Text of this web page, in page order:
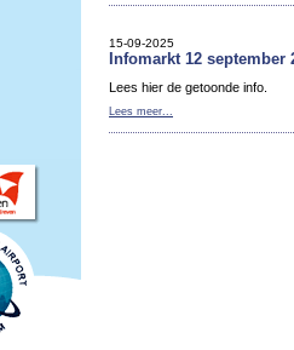
15-09-2025
Infomarkt 12 september
Lees hier de getoonde info.
Lees meer...